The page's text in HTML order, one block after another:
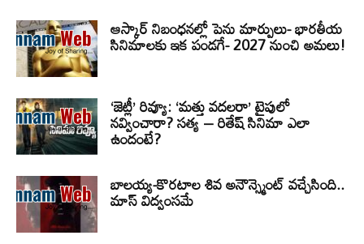
ఆస్కార్ నిబంధనల్లో పెను మార్పులు- భారతీయ
సినిమాలకు ఇక పండగే- 2027 నుంచి అమలు!
‘జెట్లీ’ రివ్యూ: ‘మత్తు వదలరా’ టైపులో
నవ్వించారా? సత్య – రితేష్ సినిమా ఎలా
ఉందంటే?
బాలయ్య-కొరటాల శివ అనౌన్స్మెంట్ వచ్చేసింది..
మాస్ విద్వంసమే